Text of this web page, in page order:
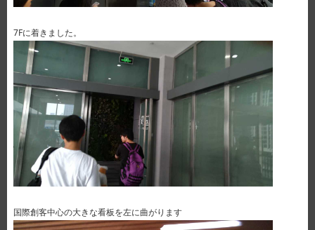
7Fに着きました。
国際創客中心の大きな看板を左に曲がります